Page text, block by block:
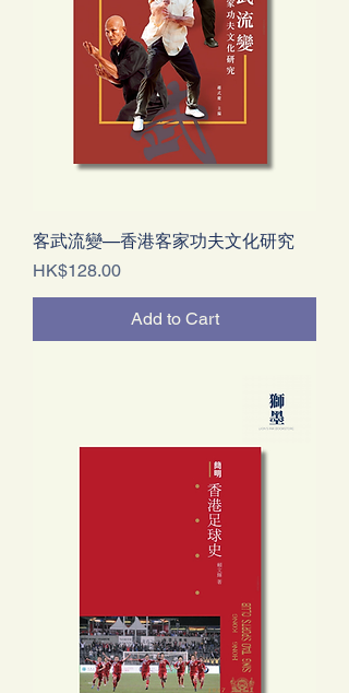
客武流變—香港客家功夫文化研究
Price
HK$128.00
Add to Cart